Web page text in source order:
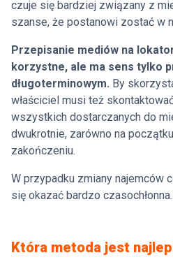
czuje się bardziej związany z
szanse, że postanowi zostać w
Przepisanie mediów na
korzystne, ale ma sens tylko
długoterminowym. By
właściciel musi też
wszystkich dostarczanych do
dwukrotnie, zarówno na
zakończeniu.
W przypadku zmiany najemców
się okazać bardzo czasochłonna.
Która metoda jest